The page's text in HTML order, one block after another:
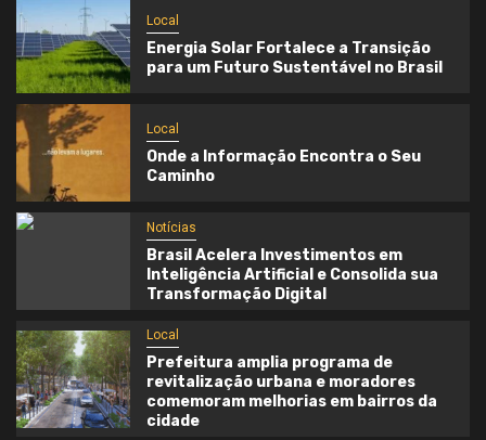
Local
Energia Solar Fortalece a Transição
para um Futuro Sustentável no Brasil
Local
Onde a Informação Encontra o Seu
Caminho
Notícias
Brasil Acelera Investimentos em
Inteligência Artificial e Consolida sua
Transformação Digital
Local
Prefeitura amplia programa de
revitalização urbana e moradores
comemoram melhorias em bairros da
cidade